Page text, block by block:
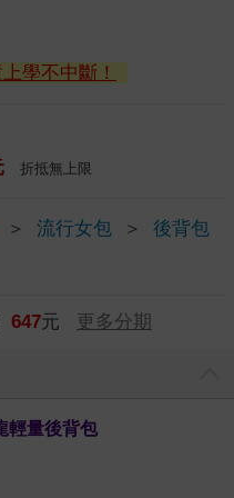
學不中斷！
折抵無上限
＞ 流行女包 ＞ 後背包
647元 更多分期
輕量後背包